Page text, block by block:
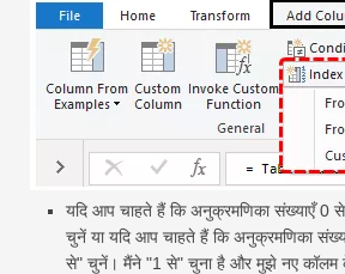
यदि आप चाहते हैं कि अनुक्रमणिका संख्याएँ 0
चुनें या यदि आप चाहते हैं कि अनुक्रमणिका
से" चुनें। मैंने "1 से" चुना है और मुझे नए कॉलम